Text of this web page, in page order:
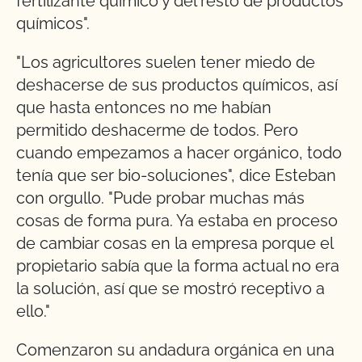
químicos".
"Los agricultores suelen tener miedo de
deshacerse de sus productos químicos, así
que hasta entonces no me habían
permitido deshacerme de todos. Pero
cuando empezamos a hacer orgánico, todo
tenía que ser bio-soluciones", dice Esteban
con orgullo. "Pude probar muchas más
cosas de forma pura. Ya estaba en proceso
de cambiar cosas en la empresa porque el
propietario sabía que la forma actual no era
la solución, así que se mostró receptivo a
ello."
Comenzaron su andadura orgánica en una